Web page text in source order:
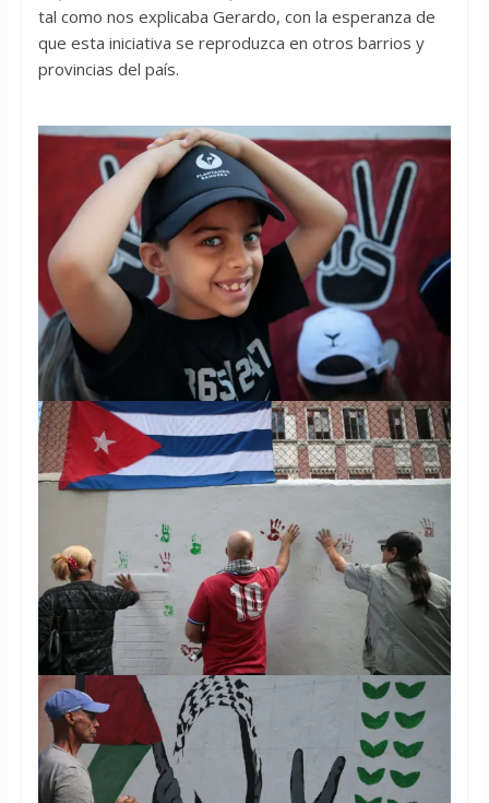
tal como nos explicaba Gerardo, con la esperanza de
que esta iniciativa se reproduzca en otros barrios y
provincias del país.